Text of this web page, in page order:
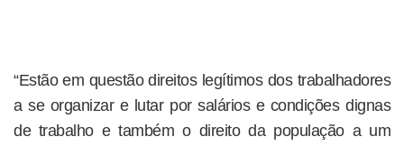
“Estão em questão direitos legítimos dos trabalhadores
a se organizar e lutar por salários e condições dignas
de trabalho e também o direito da população a um